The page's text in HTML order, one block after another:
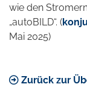
wie den
„autoBILD“. (
Mai 2025)
Zurück zur